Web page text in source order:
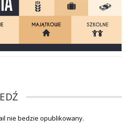
nie bedzie opublikowany.